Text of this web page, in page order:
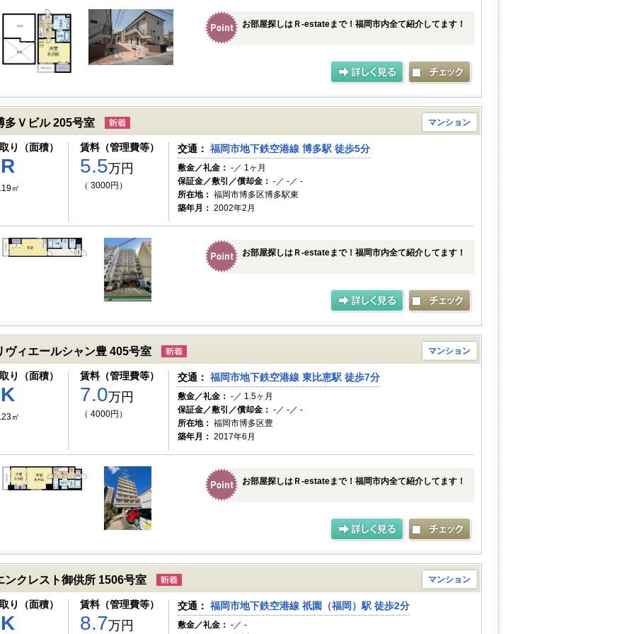
お部屋探しはＲ-estateまで！福岡市内全て紹介してます！
多Ｖビル 205号室 マンション
り（面積）
㎡
賃料（管理費等）
5.5万円
（ 3000円）
交通： 福岡市地下鉄空港線 博多駅 徒歩5分
敷金／礼金： -／ 1ヶ月
保証金／敷引／償却金： -／ -／ -
所在地： 福岡市博多区博多駅東
築年月： 2002年2月
お部屋探しはＲ-estateまで！福岡市内全て紹介してます！
ヴィエールシャン豊 405号室 マンション
り（面積）
㎡
賃料（管理費等）
7.0万円
（ 4000円）
交通： 福岡市地下鉄空港線 東比恵駅 徒歩7分
敷金／礼金： -／ 1.5ヶ月
保証金／敷引／償却金： -／ -／ -
所在地： 福岡市博多区豊
築年月： 2017年6月
お部屋探しはＲ-estateまで！福岡市内全て紹介してます！
ンクレスト御供所 1506号室 マンション
り（面積） 賃料（管理費等）
8.7万円
交通： 福岡市地下鉄空港線 祇園（福岡）駅 徒歩2分
敷金／礼金： -／ -